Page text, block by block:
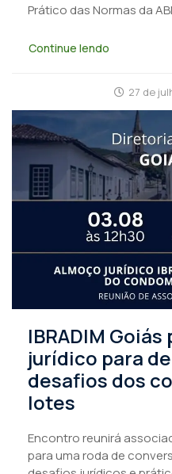
Prático das Normas da
Continue lendo
27 de
IBRADIM
jurídico para
desafios dos
lotes
Encontro reunirá
para uma roda de